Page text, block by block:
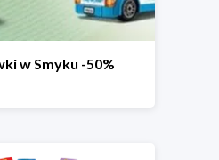
w Smyku -50%